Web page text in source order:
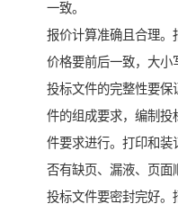
一致。
报价计算准确且合理。
价格要前后一致，大小
投标文件的完整性要保
件的组成要求，编制投
件要求进行。打印和装
否有缺页、漏液、页面
投标文件要密封完好。